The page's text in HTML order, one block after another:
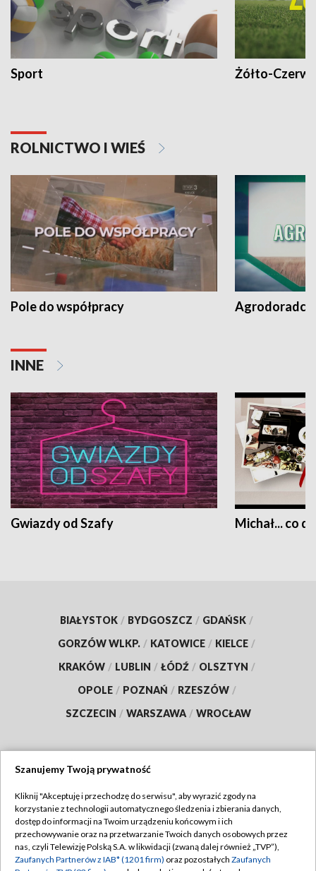
Sport Żółto-
ROLNICTWO I WIEŚ
Pole do współpracy Agrodoradcy
INNE
Gwiazdy od Szafy Michał... co
BIAŁYSTOK / BYDGOSZCZ / GDAŃSK /
GORZÓW WLKP. / KATOWICE / KIELCE /
KRAKÓW / LUBLIN / ŁÓDŹ / OLSZTYN /
OPOLE / POZNAŃ / RZESZÓW /
SZCZECIN / WARSZAWA / WROCŁAW
TVP
Abonament TVP
Emisja w TVP
Regulamin TVP
Polityka prywatności
Szanujemy Twoją prywatność
Kliknij "Akceptuję i przechodzę do serwisu", aby wyrazić zgody na
korzystanie z technologii automatycznego śledzenia i zbierania danych,
dostęp do informacji na Twoim urządzeniu końcowym i ich
przechowywanie oraz na przetwarzanie Twoich danych osobowych przez
nas, czyli Telewizję Polską S.A. w likwidacji (zwaną dalej również „TVP”),
Zaufanych Partnerów z IAB* (1201 firm) oraz pozostałych Zaufanych